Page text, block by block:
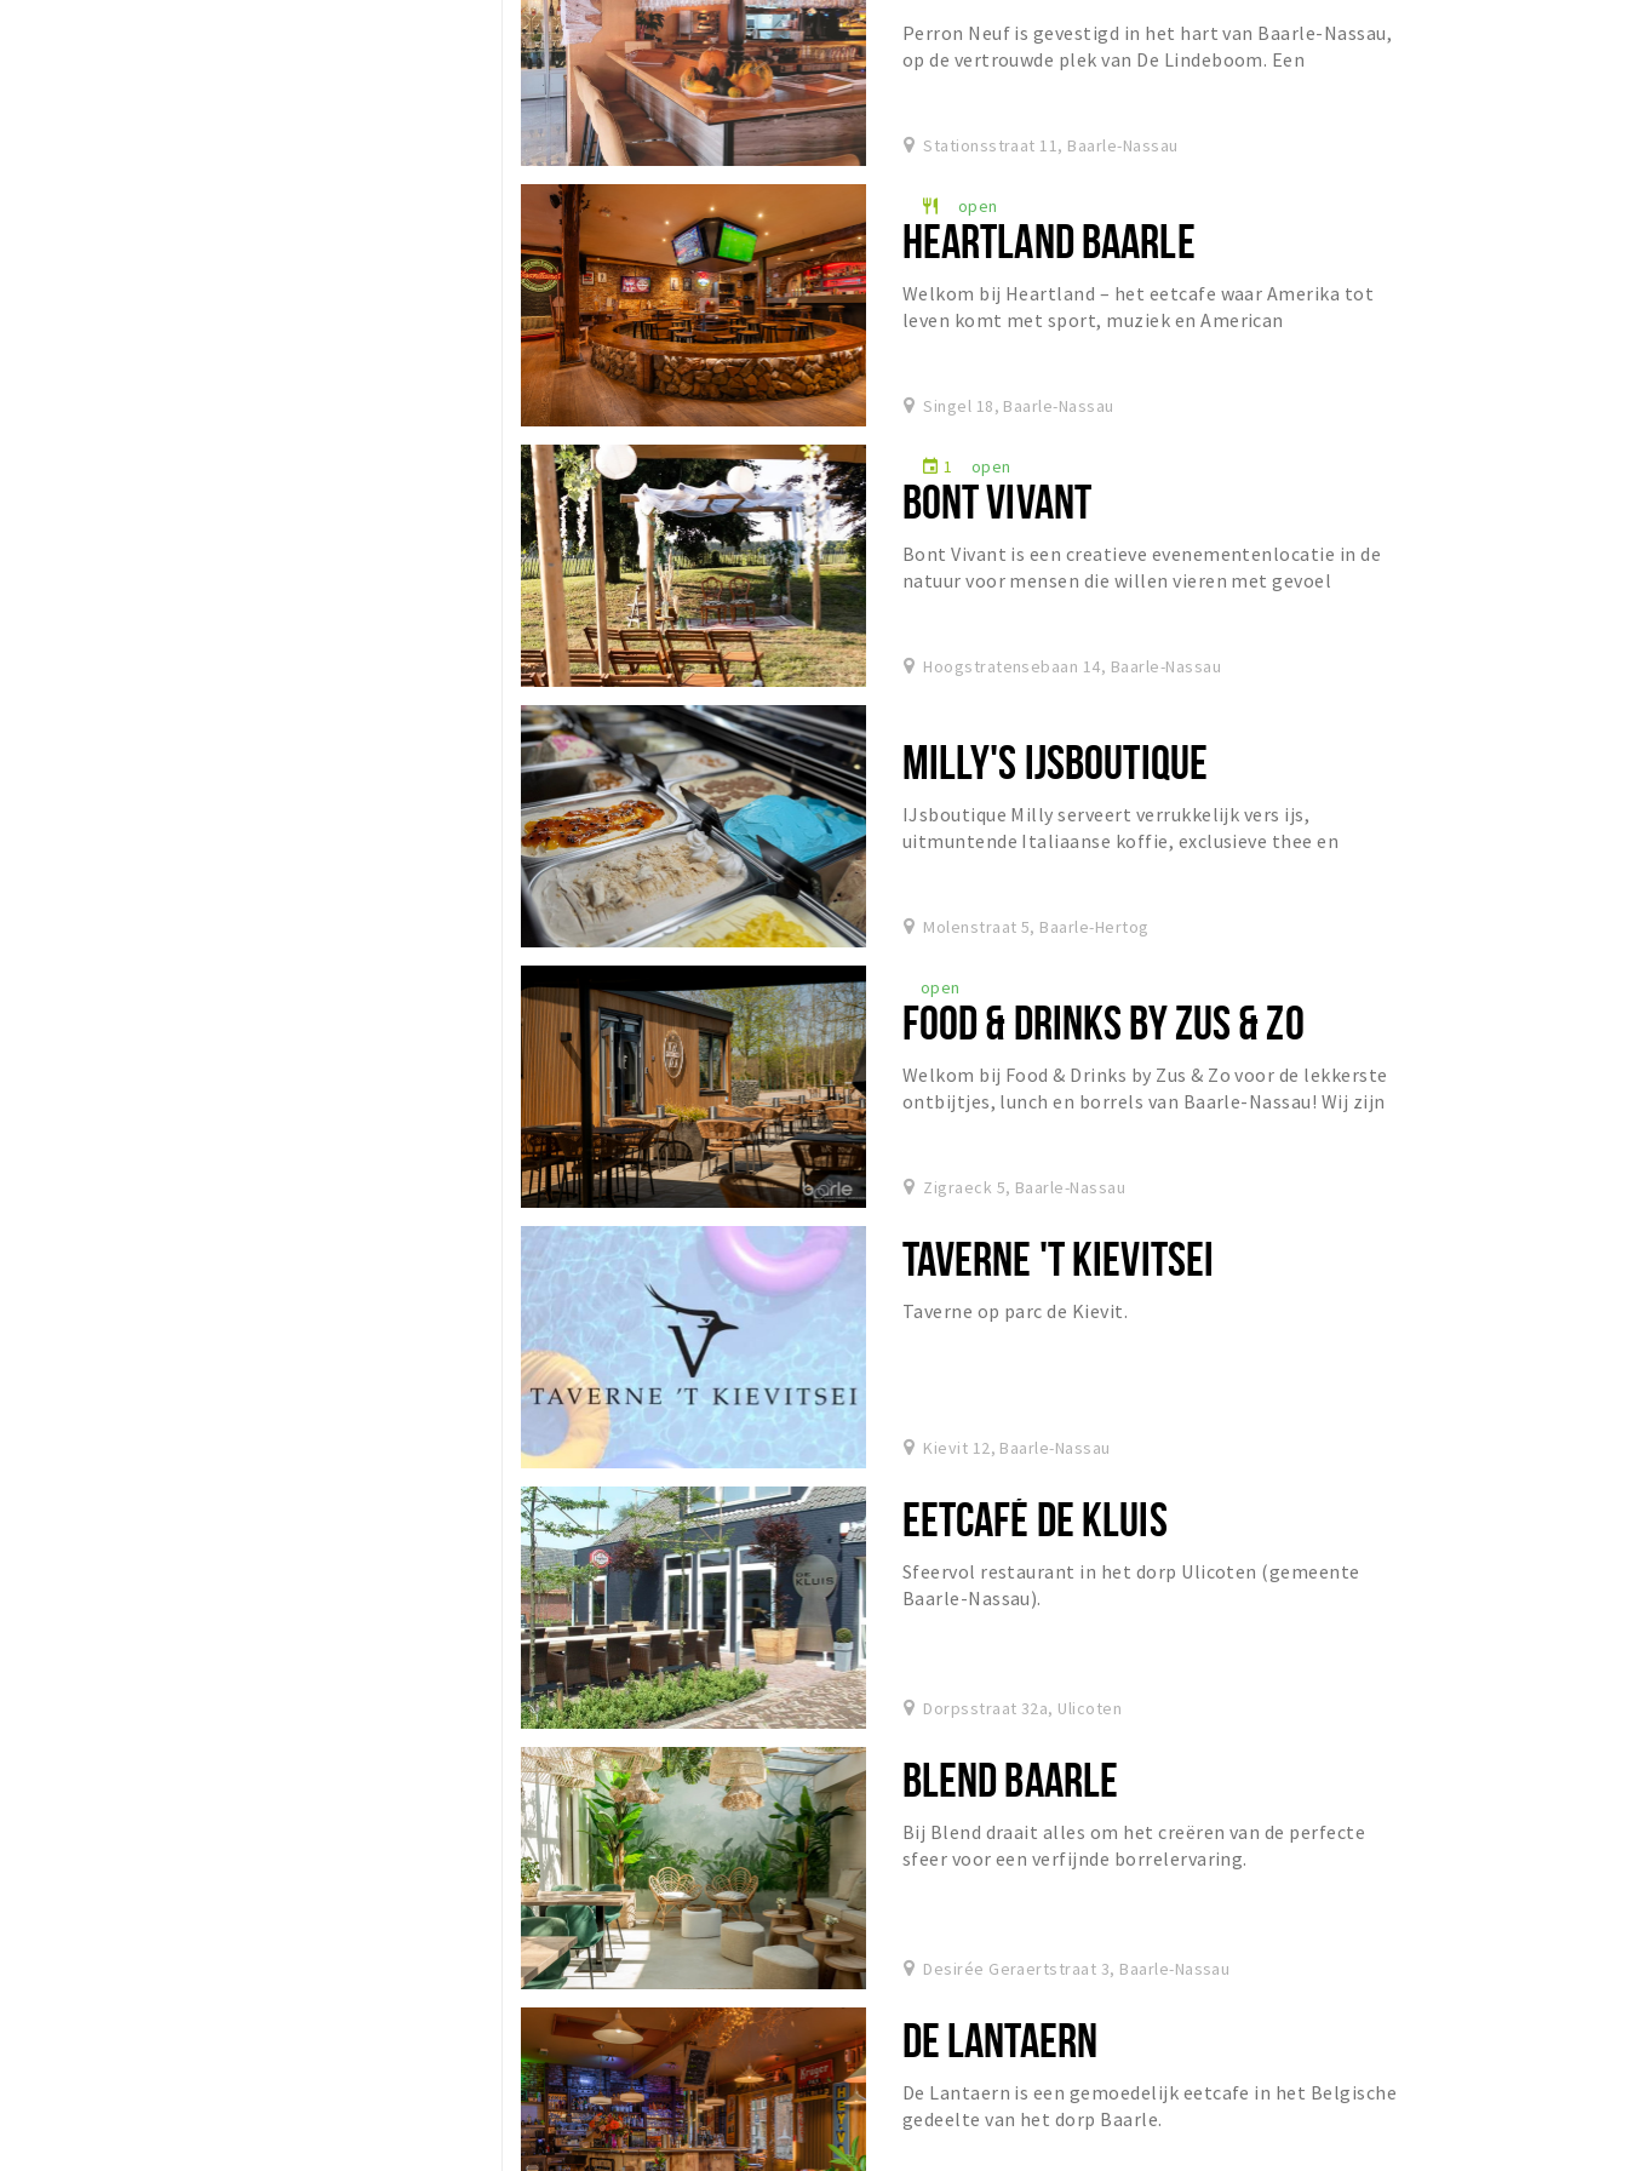
Perron Neuf is gevestigd in het hart van Baarle-Nassau,
op de vertrouwde plek van De Lindeboom. Een
Stationsstraat 11, Baarle-Nassau
restaurant open
HEARTLAND BAARLE
Welkom bij Heartland – het eetcafe waar Amerika tot
leven komt met sport, muziek en American
Singel 18, Baarle-Nassau
event 1 open
BONT VIVANT
Bont Vivant is een creatieve evenementenlocatie in de
natuur voor mensen die willen vieren met gevoel
Hoogstratensebaan 14, Baarle-Nassau
MILLY'S IJSBOUTIQUE
IJsboutique Milly serveert verrukkelijk vers ijs,
uitmuntende Italiaanse koffie, exclusieve thee en
Molenstraat 5, Baarle-Hertog
open
FOOD & DRINKS BY ZUS & ZO
Welkom bij Food & Drinks by Zus & Zo voor de lekkerste
ontbijtjes, lunch en borrels van Baarle-Nassau! Wij zijn
Zigraeck 5, Baarle-Nassau
TAVERNE 'T KIEVITSEI
Taverne op parc de Kievit.
Kievit 12, Baarle-Nassau
EETCAFÉ DE KLUIS
Sfeervol restaurant in het dorp Ulicoten (gemeente
Baarle-Nassau).
Dorpsstraat 32a, Ulicoten
BLEND BAARLE
Bij Blend draait alles om het creëren van de perfecte
sfeer voor een verfijnde borrelervaring.
Desirée Geraertstraat 3, Baarle-Nassau
DE LANTAERN
De Lantaern is een gemoedelijk eetcafe in het Belgische
gedeelte van het dorp Baarle.